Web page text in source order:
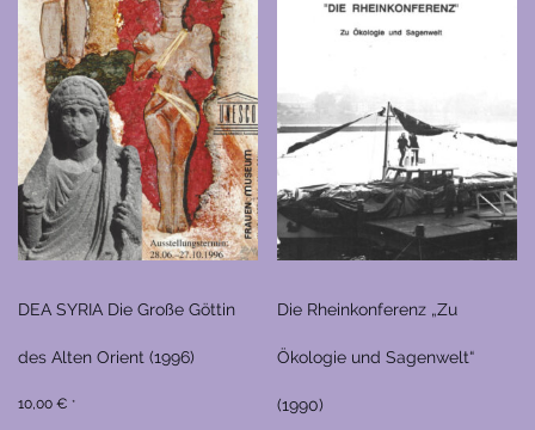
DEA SYRIA Die Große Göttin
des Alten Orient (1996)
10,00 € *
Die Rheinkonferenz „Zu
Ökologie und Sagenwelt“
(1990)